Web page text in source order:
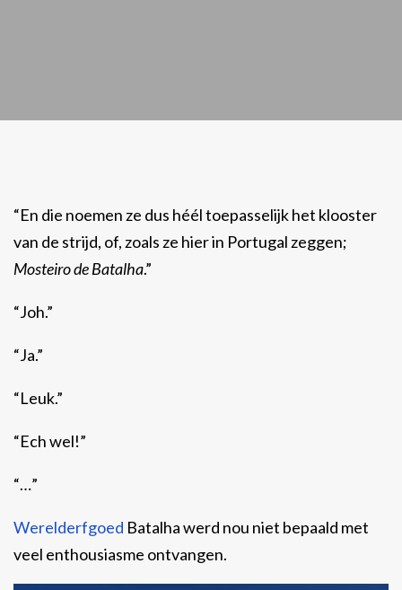
“En die noemen ze dus héél toepasselijk het klooster
van de strijd, of, zoals ze hier in Portugal zeggen;
Mosteiro de Batalha.”
“Joh.”
“Ja.”
“Leuk.”
“Ech wel!”
“…”
Werelderfgoed Batalha werd nou niet bepaald met
veel enthousiasme ontvangen.